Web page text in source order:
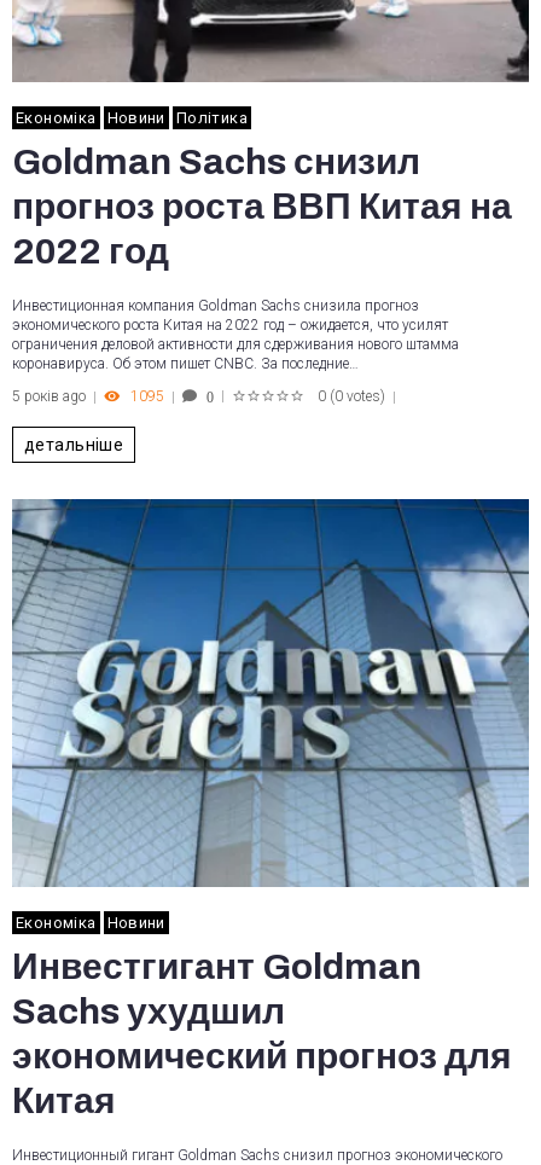
Економіка Новини Політика
Goldman Sachs снизил
прогноз роста ВВП Китая на
2022 год
Инвестиционная компания Goldman Sachs снизила прогноз
экономического роста Китая на 2022 год – ожидается, что усилят
ограничения деловой активности для сдерживания нового штамма
коронавируса. Об этом пишет CNBC. За последние…
5 років ago
1095 0 0 (0 votes)
детальніше
Економіка Новини
Инвестгигант Goldman
Sachs ухудшил
экономический прогноз для
Китая
Инвестиционный гигант Goldman Sachs снизил прогноз экономического